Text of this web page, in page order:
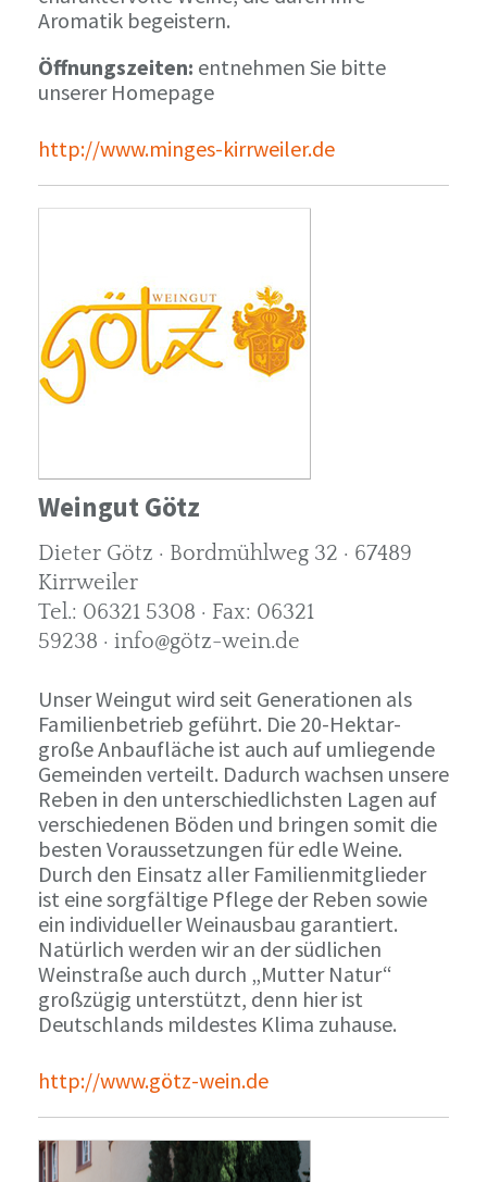
Aromatik begeistern.
Öffnungszeiten: entnehmen Sie bitte
unserer Homepage
http://www.minges-kirrweiler.de
Weingut Götz
Dieter Götz · Bordmühlweg 32 · 67489
Kirrweiler
Tel.: 06321 5308 · Fax: 06321
59238 · info@götz-wein.de
Unser Weingut wird seit Generationen als
Familienbetrieb geführt. Die 20-Hektar-
große Anbaufläche ist auch auf umliegende
Gemeinden verteilt. Dadurch wachsen unsere
Reben in den unterschiedlichsten Lagen auf
verschiedenen Böden und bringen somit die
besten Voraussetzungen für edle Weine.
Durch den Einsatz aller Familienmitglieder
ist eine sorgfältige Pflege der Reben sowie
ein individueller Weinausbau garantiert.
Natürlich werden wir an der südlichen
Weinstraße auch durch „Mutter Natur“
großzügig unterstützt, denn hier ist
Deutschlands mildestes Klima zuhause.
http://www.götz-wein.de